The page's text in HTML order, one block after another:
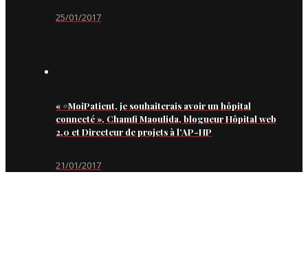
25/01/2017
« #MoiPatient, je souhaiterais avoir un hôpital
connecté », Chamfi Maoulida, blogueur Hôpital web
2.0 et Directeur de projets à l’AP-HP
21/01/2017